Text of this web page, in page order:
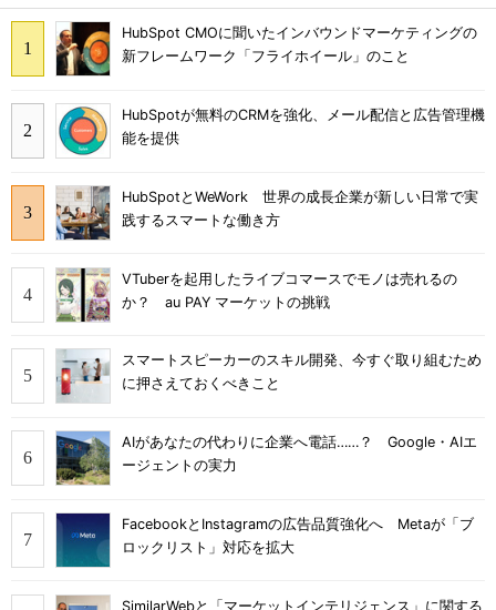
HubSpot CMOに聞いたインバウンドマーケティングの
新フレームワーク「フライホイール」のこと
HubSpotが無料のCRMを強化、メール配信と広告管理機
能を提供
HubSpotとWeWork 世界の成長企業が新しい日常で実
践するスマートな働き方
VTuberを起用したライブコマースでモノは売れるの
か？ au PAY マーケットの挑戦
スマートスピーカーのスキル開発、今すぐ取り組むため
に押さえておくべきこと
AIがあなたの代わりに企業へ電話……？ Google・AIエ
ージェントの実力
FacebookとInstagramの広告品質強化へ Metaが「ブ
ロックリスト」対応を拡大
SimilarWebと「マーケットインテリジェンス」に関する